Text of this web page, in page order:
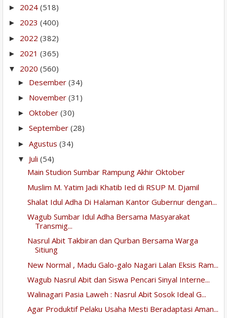
► 2024 (518)
► 2023 (400)
► 2022 (382)
► 2021 (365)
▼ 2020 (560)
► Desember (34)
► November (31)
► Oktober (30)
► September (28)
► Agustus (34)
▼ Juli (54)
Main Studion Sumbar Rampung Akhir Oktober
Muslim M. Yatim Jadi Khatib Ied di RSUP M. Djamil
Shalat Idul Adha Di Halaman Kantor Gubernur dengan...
Wagub Sumbar Idul Adha Bersama Masyarakat
Transmig...
Nasrul Abit Takbiran dan Qurban Bersama Warga
Sitiung
New Normal , Madu Galo-galo Nagari Lalan Eksis Ram...
Wagub Nasrul Abit dan Siswa Pencari Sinyal Interne...
Walinagari Pasia Laweh : Nasrul Abit Sosok Ideal G...
Agar Produktif Pelaku Usaha Mesti Beradaptasi Aman...